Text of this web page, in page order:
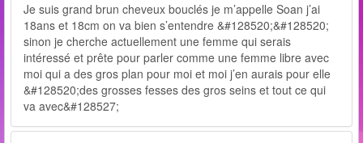
Je suis grand brun cheveux bouclés je m’appelle Soan j’ai
18ans et 18cm on va bien s’entendre &#128520;&#128520;
sinon je cherche actuellement une femme qui serais
intéressé et prête pour parler comme une femme libre avec
moi qui a des gros plan pour moi et moi j’en aurais pour elle
&#128520;des grosses fesses des gros seins et tout ce qui
va avec&#128527;